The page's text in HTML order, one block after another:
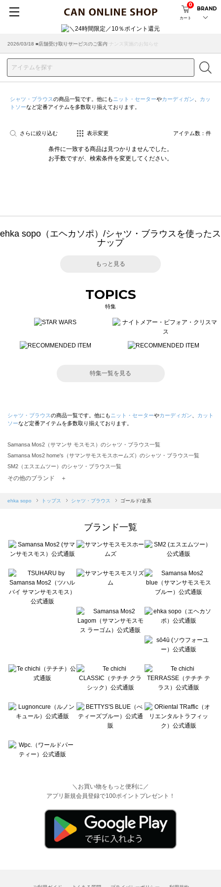
カート
0
BRAND
2026/08/04 ■8/13(木)AM2:00～サイトメンテナンス実施のお知らせ
2026/03/18 ■店舗受け取りサービスのご案内
シャツ・ブラウスの商品一覧です。他にも ニット・セーターやカーディガン
カッ
トソーなど定番アイテムを多数取り揃えております。
さらに絞り込む 表示変更 アイテム数： 件
条件に一致する商品は見つかりませんでした。
お手数ですが、検索条件を変更してください。
ehka sopo（エヘカソポ）/シャツ・ブラウスを使ったス
ナップ
もっと見る
TOPICS
特集
特集一覧を見る
シャツ・ブラウスの商品一覧です。他にも ニット・セーターやカーディガン
カット
ソーなど定番アイテムを多数取り揃えております。
Samansa Mos2（サマンサ モスモス）のシャツ・ブラウス一覧
Samansa Mos2 home's（サマンサモスモスホームズ）のシャツ・ブラウス一覧
SM2（エスエムツー）のシャツ・ブラウス一覧
Samansa Mos2 blue（サマンサモスモス ブルー）のシャツ・ブラウス一覧
sō4ū（ソウフォーユー）のシャツ・ブラウス一覧
Te chichi（テチチ）のシャツ・ブラウス一覧
Te chichi CLASSIC（テチチ クラシック）のシャツ・ブラウス一覧
Lugnoncure（ルノンキュール）のシャツ・ブラウス一覧
BETTY'S BLUE（べティーズブルー）のシャツ・ブラウス一覧
Wpc.（ワールドパーティー）のシャツ・ブラウス一覧
その他のブランド ＋
ehka sopo トップス シャツ・ブラウス ゴールド/金系
ブランド一覧
＼お買い物をもっと便利に／
アプリ新規会員登録で100ポイントプレゼント！